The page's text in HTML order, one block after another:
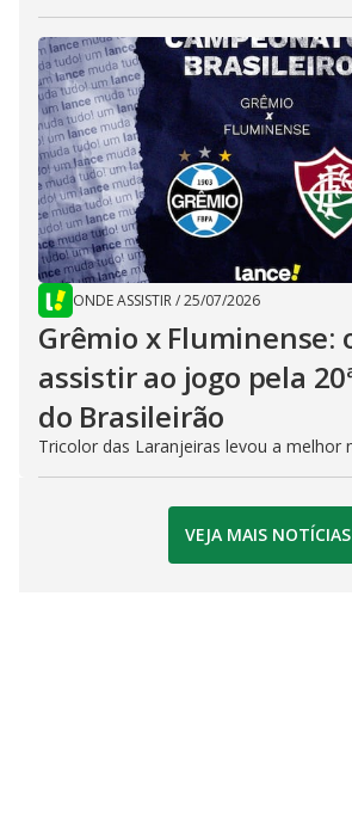
ONDE ASSISTIR/25/07/2026
Grêmio x Fluminense:
assistir ao jogo pela
do Brasileirão
Tricolor das Laranjeiras levou a melhor
VEJA MAIS NOTÍCIAS